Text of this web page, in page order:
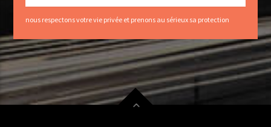
nous respectons votre vie privée et prenons au sérieux sa protection